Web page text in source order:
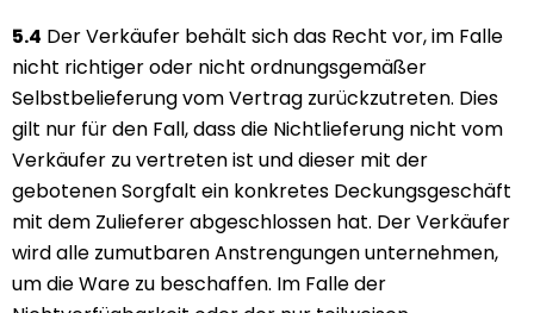
5.4 Der Verkäufer behält sich das Recht vor, im Falle
nicht richtiger oder nicht ordnungsgemäßer
Selbstbelieferung vom Vertrag zurückzutreten. Dies
gilt nur für den Fall, dass die Nichtlieferung nicht vom
Verkäufer zu vertreten ist und dieser mit der
gebotenen Sorgfalt ein konkretes Deckungsgeschäft
mit dem Zulieferer abgeschlossen hat. Der Verkäufer
wird alle zumutbaren Anstrengungen unternehmen,
um die Ware zu beschaffen. Im Falle der